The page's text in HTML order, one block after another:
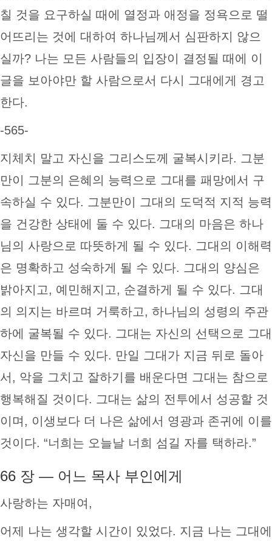
칠 것을 요구하실 때에 열정과 애정을 정욕으로 떨
어뜨리는 것에 대하여 하나님께서 심판하지 않으
실까? 나는 모든 사람들의 입장이 결정될 때에 이
글을 보아야만 할 사람으로서 다시 그대에게 경고
한다.
-565-
지체치 말고 자신을 그리스도께 굴복시키라. 그분
만이 그분의 은혜의 능력으로 그대를 패망에서 구
속하실 수 있다. 그분만이 그대의 도덕적 지적 능력
을 건강한 상태에 둘 수 있다. 그대의 마음은 하나
님의 사랑으로 따뜻하게 될 수 있다. 그대의 이해력
은 명확하고 성숙하게 될 수 있다. 그대의 양심은
밝아지고, 예민해지고, 순결하게 될 수 있다. 그대
의 의지는 바르며 거룩하고, 하나님의 성령의 주관
하에 굴복될 수 있다. 그대는 자신의 선택으로 그대
자신을 만들 수 있다. 만일 그대가 지금 뒤로 돌아
서, 악을 그치고 잘하기를 배운다면 그대는 참으로
행복해질 것이다. 그대는 삶의 전투에서 성공할 것
이며, 이생보다 더 나은 삶에서 영광과 존귀에 이를
것이다. “너희는 오늘날 너희 섬길 자를 택하라.”
66 장 — 어느 목사 부인에게
사랑하는 자매여,
어제 나는 생각할 시간이 있었다. 지금 나는 그대에